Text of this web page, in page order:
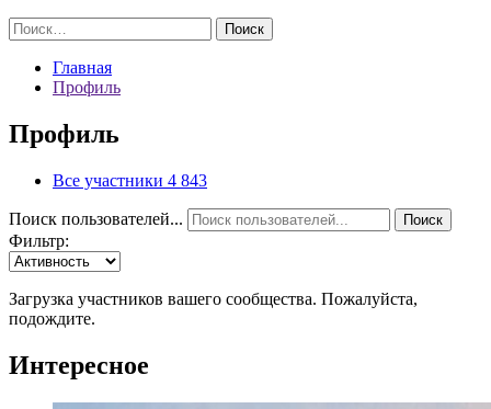
Найти:
Главная
Профиль
Профиль
Все участники 4 843
Поиск пользователей... Поиск
Фильтр:
Загрузка участников вашего сообщества. Пожалуйста,
подождите.
Интересное